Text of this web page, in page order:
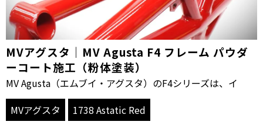
MVアグスタ｜MV Agusta F4 フレーム パウダ
ーコート施工（粉体塗装）
MV Agusta（エムブイ・アグスタ）のF4シリーズは、イ
MVアグスタ
1738 Astatic Red